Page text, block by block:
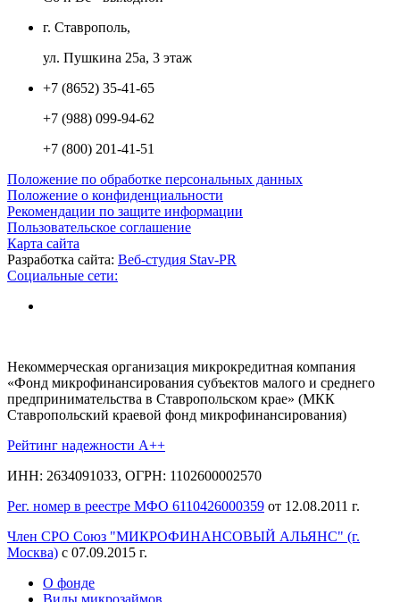
г. Ставрополь,
ул. Пушкина 25а, 3 этаж
+7 (8652) 35-41-65
+7 (988) 099-94-62
+7 (800) 201-41-51
Положение по обработке персональных данных
Положение о конфиденциальности
Рекомендации по защите информации
Пользовательское соглашение
Карта сайта
Разработка сайта: Веб-студия Stav-PR
Социальные сети:
Некоммерческая организация микрокредитная компания
«Фонд микрофинансирования субъектов малого и среднего
предпринимательства в Ставропольском крае» (МКК
Ставропольский краевой фонд микрофинансирования)
Рейтинг надежности A++
ИНН: 2634091033, ОГРН: 1102600002570
Рег. номер в реестре МФО 6110426000359 от 12.08.2011 г.
Член СРО Союз "МИКРОФИНАНСОВЫЙ АЛЬЯНС" (г.
Москва) с 07.09.2015 г.
О фонде
Виды микрозаймов